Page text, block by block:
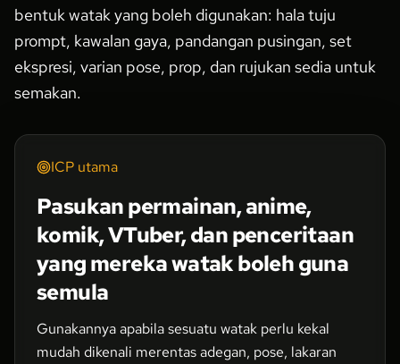
bentuk watak yang boleh digunakan: hala tuju
prompt, kawalan gaya, pandangan pusingan, set
ekspresi, varian pose, prop, dan rujukan sedia untuk
semakan.
ICP utama
Pasukan permainan, anime,
komik, VTuber, dan penceritaan
yang mereka watak boleh guna
semula
Gunakannya apabila sesuatu watak perlu kekal
mudah dikenali merentas adegan, pose, lakaran